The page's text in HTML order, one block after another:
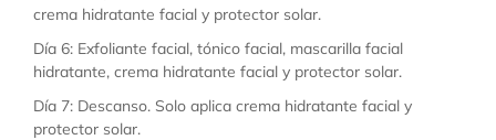
crema hidratante facial y protector solar.
Día 6: Exfoliante facial, tónico facial, mascarilla facial
hidratante, crema hidratante facial y protector solar.
Día 7: Descanso. Solo aplica crema hidratante facial y
protector solar.